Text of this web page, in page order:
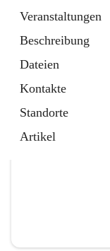
Veranstaltungen
Beschreibung
Dateien
Kontakte
Standorte
Artikel